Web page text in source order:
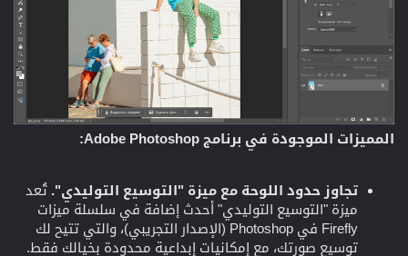
المميزات الموجودة في برنامج Adobe Photoshop:
تجاوز حدود اللوحة مع ميزة "التوسيع التوليدي". تُعد
ميزة "التوسيع التوليدي" أحدث إضافة في سلسلة ميزات
Firefly في Photoshop (الإصدار التجريبي)، والتي تتيح لك
توسيع صورتك، مع إمكانيات إبداعية محدودة بخيالك فقط.